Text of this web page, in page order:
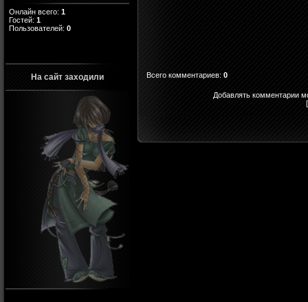
Онлайн всего: 1
Гостей: 1
Пользователей: 0
На сайт заходили Всего комментариев: 0
Добавлять комментарии